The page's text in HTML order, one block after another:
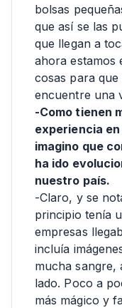
bolsas
que así se las
que llegan a
ahora estamos
cosas para
encuentre una
-Como tienen
experiencia
imagino que
ha ido
nuestro país.
-Claro, y se
principio tenía
empresas
incluía
mucha sangre,
lado. Poco a
más mágico y